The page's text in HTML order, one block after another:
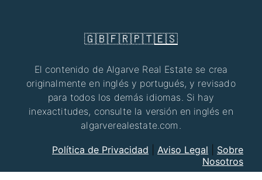
🇬🇧🇫🇷🇵🇹🇪🇸
El contenido de Algarve Real Estate se crea
originalmente en inglés y portugués, y revisado
para todos los demás idiomas. Si hay
inexactitudes, consulte la versión en inglés en
algarverealestate.com.
Política de Privacidad Aviso Legal
Sobre
Nosotros